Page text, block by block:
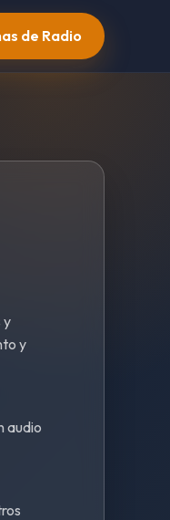
de Radio
y
y
audio